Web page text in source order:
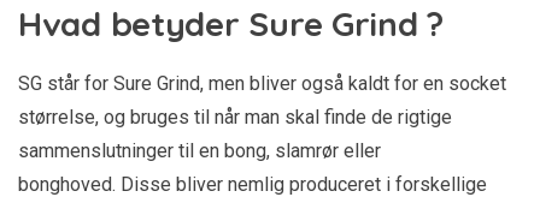
Hvad betyder Sure Grind ?
SG står for Sure Grind, men bliver også kaldt for en socket
størrelse, og bruges til når man skal finde de rigtige
sammenslutninger til en bong, slamrør eller
bonghoved. Disse bliver nemlig produceret i forskellige